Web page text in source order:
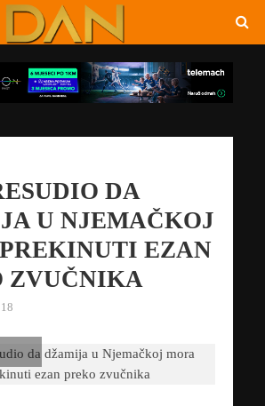
DA
U NJEMAČKOJ
EZAN
ZVUČNIKA